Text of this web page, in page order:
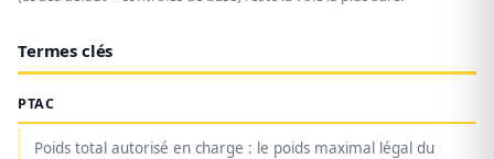
Termes clés
PTAC
Poids total autorisé en charge : le poids maximal légal du